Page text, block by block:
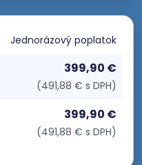
Jednorázový poplatok
399,90 €
(491,88 € s DPH)
399,90 €
(491,88 € s DPH)